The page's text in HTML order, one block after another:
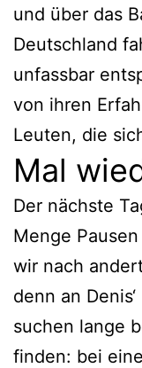
und über das
Deutschland
unfassbar
von ihren
Leuten, die
Mal
Der nächste
Menge
wir nach
denn an
suchen lange
finden: bei